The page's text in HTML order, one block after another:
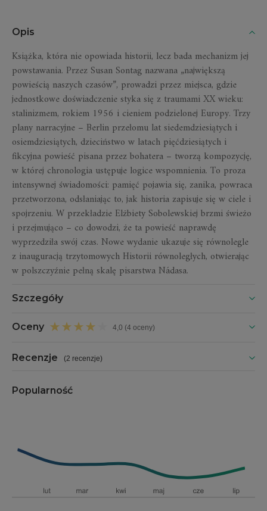
Opis
Książka, która nie opowiada historii, lecz bada mechanizm jej
powstawania. Przez Susan Sontag nazwana „największą
powieścią naszych czasów”, prowadzi przez miejsca, gdzie
jednostkowe doświadczenie styka się z traumami XX wieku:
stalinizmem, rokiem 1956 i cieniem podzielonej Europy. Trzy
plany narracyjne – Berlin przełomu lat siedemdziesiątych i
osiemdziesiątych, dzieciństwo w latach pięćdziesiątych i
fikcyjna powieść pisana przez bohatera – tworzą kompozycję,
w której chronologia ustępuje logice wspomnienia. To proza
intensywnej świadomości: pamięć pojawia się, zanika, powraca
przetworzona, odsłaniając to, jak historia zapisuje się w ciele i
spojrzeniu. W przekładzie Elżbiety Sobolewskiej brzmi świeżo
i przejmująco – co dowodzi, że ta powieść naprawdę
wyprzedziła swój czas. Nowe wydanie ukazuje się równolegle
z inauguracją trzytomowych Historii równoległych, otwierając
w polszczyźnie pełną skalę pisarstwa Nádasa.
Szczegóły
Oceny 4,0 (4 oceny)
Recenzje (2 recenzje)
Popularność